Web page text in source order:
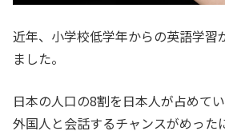
近年、小学校低学年からの英語学習
ました。
日本の人口の8割を日本人が占めて
外国人と会話するチャンスがめった